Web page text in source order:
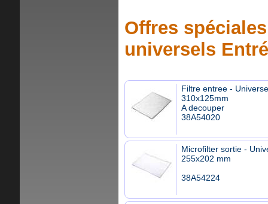
Offres
universels
Filtre entree -
310x125mm
A decouper
38A54020
Microfilter sortie -
255x202 mm
38A54224